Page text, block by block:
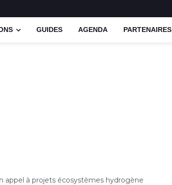
GUIDES AGENDA PARTENAIRES
appel à projets écosystèmes hydrogène